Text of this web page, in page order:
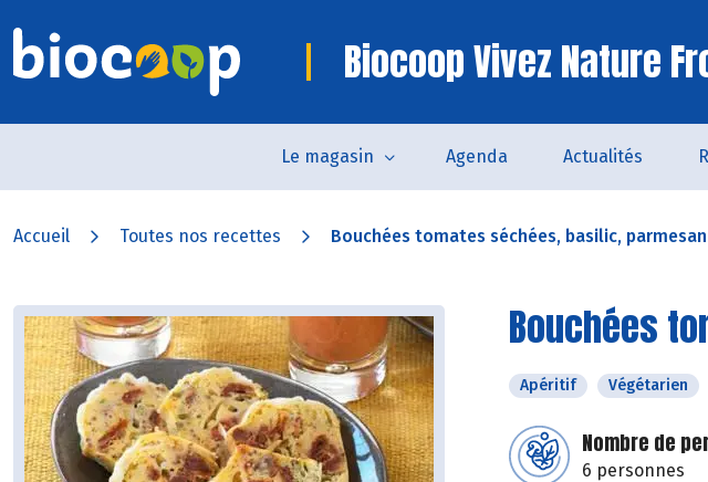
Biocoop Vivez Nature
Le magasin Agenda Actualités
Accueil Toutes nos recettes Bouchées tomates séchées, basilic, parmesan
Bouchées
Apéritif Végétarien
Nombre de
6 personnes